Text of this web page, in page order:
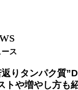
ス
りタンパク質
トや増やし方も